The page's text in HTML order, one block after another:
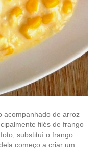
acompanhado de arroz
filés de frango
substituí o frango
começo a criar um